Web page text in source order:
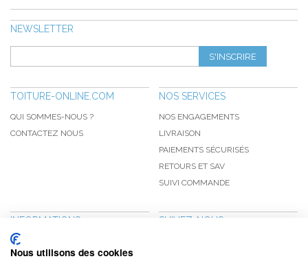
NEWSLETTER
S'INSCRIRE
TOITURE-ONLINE.COM
QUI SOMMES-NOUS ?
CONTACTEZ NOUS
NOS SERVICES
NOS ENGAGEMENTS
LIVRAISON
PAIEMENTS SÉCURISÉS
RETOURS ET SAV
SUIVI COMMANDE
INFORMATIONS
NOUVEAUTÉS
PROMOTIONS
SUIVEZ-NOUS
Nous utilisons des cookies